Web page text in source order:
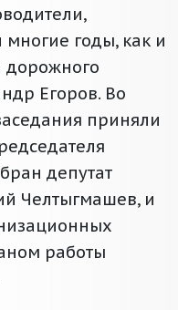
годы, как и
дорожного
Егоров. Во
приняли
депутат
Челтыгмашев, и
работы